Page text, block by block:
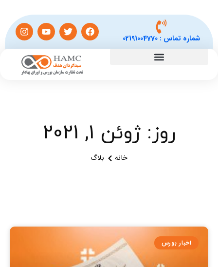
شماره تماس :02191004770
روز: ژوئن 1, 2021
خانه بلاگ
اخبار بورس